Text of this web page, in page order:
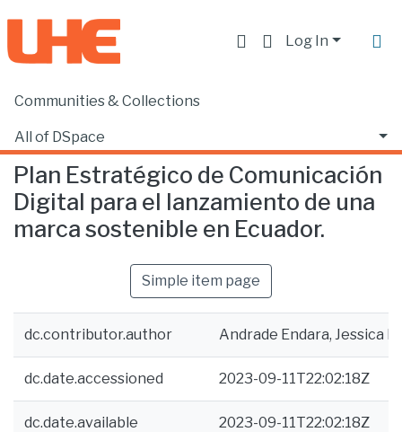
Log In
Communities & Collections
All of DSpace
Statistics
Home
Plan Estratégico de Comunicación
Digital para el lanzamiento de una
marca sostenible en Ecuador.
Simple item page
dc.contributor.author Andrade Endara, Jessica
dc.date.accessioned 2023-09-11T22:02:18Z
dc.date.available 2023-09-11T22:02:18Z